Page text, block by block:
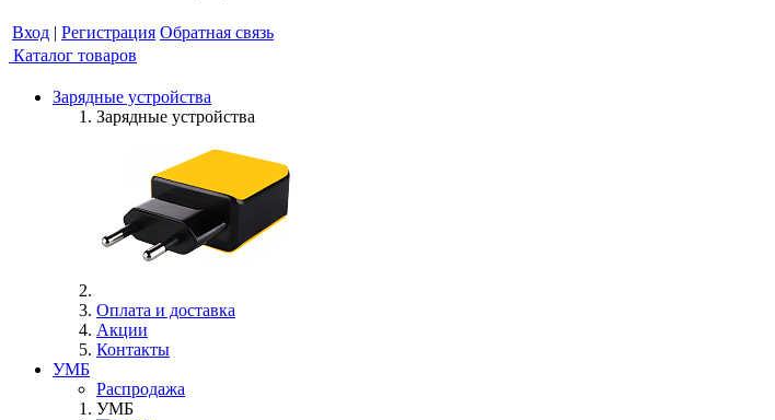
Вход | Регистрация Обратная связь
Каталог товаров
Зарядные устройства
Зарядные устройства
Оплата и доставка
Акции
Контакты
УМБ
Распродажа
УМБ